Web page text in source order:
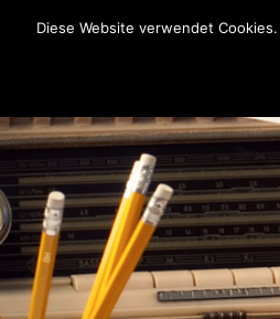
Diese Website verwendet